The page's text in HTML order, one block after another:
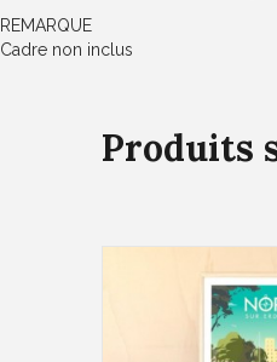
REMARQUE
Cadre non inclus
Produits